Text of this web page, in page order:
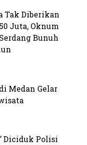
Tak Diberikan
Juta, Oknum
Bunuh
Medan Gelar
Diciduk Polisi